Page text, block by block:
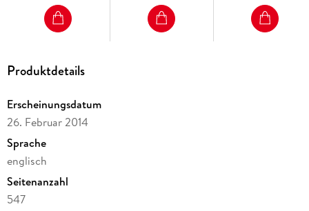
value to the book.
Produktdetails
Erscheinungsdatum
26. Februar 2014
Sprache
englisch
Seitenanzahl
547